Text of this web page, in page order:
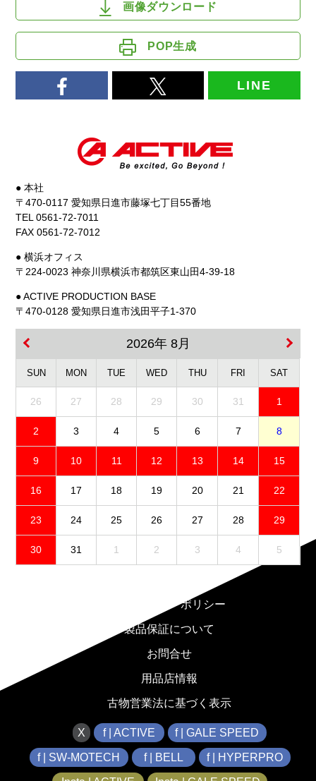
画像ダウンロード
POP生成
LINE
● 本社
〒470-0117 愛知県日進市藤塚七丁目55番地
TEL 0561-72-7011
FAX 0561-72-7012
● 横浜オフィス
〒224-0023 神奈川県横浜市都筑区東山田4-39-18
● ACTIVE PRODUCTION BASE
〒470-0128 愛知県日進市浅田平子1-370
2026年 8月
SUN MON TUE WED THU FRI SAT
26 27 28 29 30 31 1
2 3 4 5 6 7 8
9 10 11 12 13 14 15
16 17 18 19 20 21 22
23 24 25 26 27 28 29
30 31 1 2 3 4 5
プライバシーポリシー
製品保証について
お問合せ
用品店情報
古物営業法に基づく表示
X f | ACTIVE f | GALE SPEED
f | SW-MOTECH f | BELL f | HYPERPRO